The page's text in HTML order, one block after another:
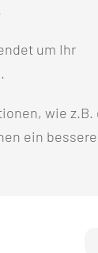
um Ihr
wie z.B.
ein